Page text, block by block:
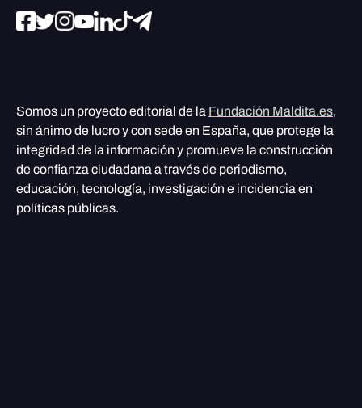
Somos un proyecto editorial de la Fundación Maldita.es,
sin ánimo de lucro y con sede en España, que protege la
integridad de la información y promueve la construcción
de confianza ciudadana a través de periodismo,
educación, tecnología, investigación e incidencia en
políticas públicas.